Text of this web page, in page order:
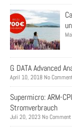
G DATA Advanced
April 10, 2018 No
Supermicro: ARM-
Stromverbrauch
Juli 20, 2023 No Comment